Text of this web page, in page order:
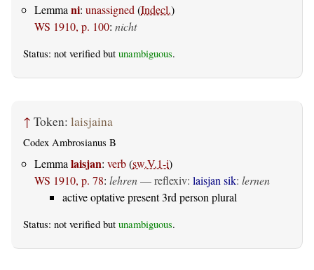
Lemma ni: unassigned (Indecl.)
WS 1910, p. 100: nicht
Status: not verified but unambiguous.
↑ Token: laisjaina
Codex Ambrosianus B
Lemma laisjan: verb(sw.V.1-i)
WS 1910, p. 78: lehren—reflexiv: laisjan sik: lernen
active optative present 3rd person plural
Status: not verified but unambiguous.